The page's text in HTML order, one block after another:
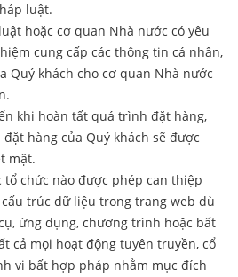
luật.
hoặc cơ quan Nhà nước có yêu
cung cấp các thông tin cá nhân,
Quý khách cho cơ quan Nhà nước
khi hoàn tất quá trình đặt hàng,
hàng của Quý khách sẽ được
mật.
tổ chức nào được phép can thiệp
trúc dữ liệu trong trang web dù
ứng dụng, chương trình hoặc bất
cả mọi hoạt động tuyên truyền, cổ
vi bất hợp pháp nhằm mục đích